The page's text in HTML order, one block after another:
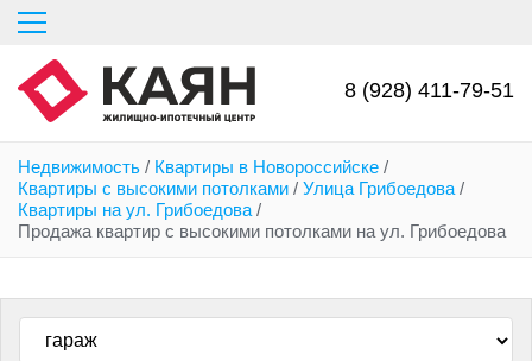
Перейти
основному
содержанию
8 (928) 411-79-51
Недвижимость / Квартиры в Новороссийске /
Квартиры с высокими потолками / Улица Грибоедова /
Квартиры на ул. Грибоедова /
Продажа квартир с высокими потолками на ул. Грибоедова